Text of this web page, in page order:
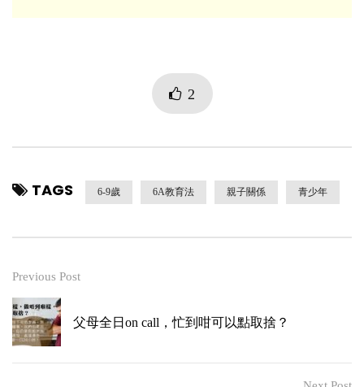
2
TAGS 6-9歲 6A教育法 親子關係 青少年
Previous Post
父母全日on call，忙到咁可以點取捨？